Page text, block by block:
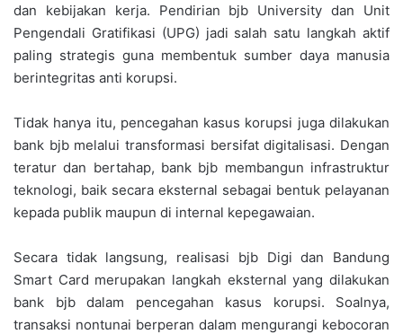
dan kebijakan kerja. Pendirian bjb University dan Unit
Pengendali Gratifikasi (UPG) jadi salah satu langkah aktif
paling strategis guna membentuk sumber daya manusia
berintegritas anti korupsi.
Tidak hanya itu, pencegahan kasus korupsi juga dilakukan
bank bjb melalui transformasi bersifat digitalisasi. Dengan
teratur dan bertahap, bank bjb membangun infrastruktur
teknologi, baik secara eksternal sebagai bentuk pelayanan
kepada publik maupun di internal kepegawaian.
Secara tidak langsung, realisasi bjb Digi dan Bandung
Smart Card merupakan langkah eksternal yang dilakukan
bank bjb dalam pencegahan kasus korupsi. Soalnya,
transaksi nontunai berperan dalam mengurangi kebocoran